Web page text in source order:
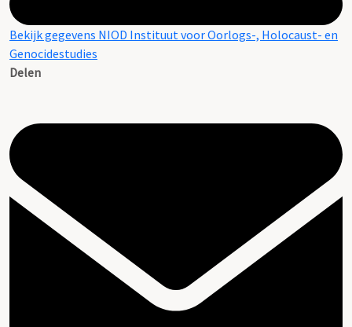
Bekijk gegevens NIOD Instituut voor Oorlogs-, Holocaust- en
Genocidestudies
Delen